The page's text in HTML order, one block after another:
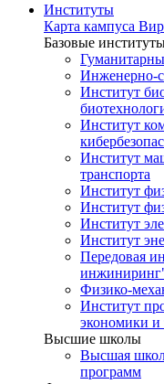
Институты
Карта кампуса
Базовые
Инженерно-
Институт
Институт
Институт
транспорта
Институт
Институт
Институт
Институт
Передовая
Физико-
Институт
экономики и
Высшие школы
Высшая
программ